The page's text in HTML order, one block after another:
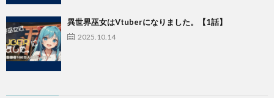
異世界巫女はVtuberになりました。【1話】
2025.10.14